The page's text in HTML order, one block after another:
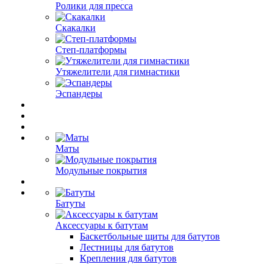
Ролики для пресса
Скакалки
Степ-платформы
Утяжелители для гимнастики
Эспандеры
Маты
Модульные покрытия
Батуты
Аксессуары к батутам
Баскетбольные щиты для батутов
Лестницы для батутов
Крепления для батутов